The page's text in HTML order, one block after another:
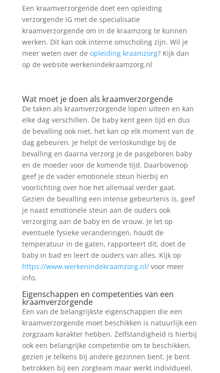
Een kraamverzorgende doet een opleiding
verzorgende IG met de specialisatie
kraamverzorgende om in de kraamzorg te kunnen
werken. Dit kan ook interne omscholing zijn. Wil je
meer weten over de opleiding kraamzorg? Kijk dan
op de website werkenindekraamzorg.nl
Wat moet je doen als kraamverzorgende
De taken als kraamverzorgende lopen uiteen en kan
elke dag verschillen. De baby kent geen tijd en dus
de bevalling ook niet, het kan op elk moment van de
dag gebeuren. Je helpt de verloskundige bij de
bevalling en daarna verzorg je de pasgeboren baby
en de moeder voor de komende tijd. Daarbovenop
geef je de vader emotionele steun hierbij en
voorlichting over hoe het allemaal verder gaat.
Gezien de bevalling een intense gebeurtenis is, geef
je naast emotionele steun aan de ouders ook
verzorging aan de baby en de vrouw. Je let op
eventuele fysieke veranderingen, houdt de
temperatuur in de gaten, rapporteert dit, doet de
baby in bad en leert de ouders van alles. Kijk op
https://www.werkenindekraamzorg.nl/voor meer
info.
Eigenschappen en competenties van een
kraamverzorgende
Een van de belangrijkste eigenschappen die een
kraamverzorgende moet beschikken is natuurlijk een
zorgzaam karakter hebben. Zelfstandigheid is hierbij
ook een belangrijke competentie om te beschikken,
gezien je telkens bij andere gezinnen bent. Je bent
betrokken bij een zorgteam maar werkt individueel.